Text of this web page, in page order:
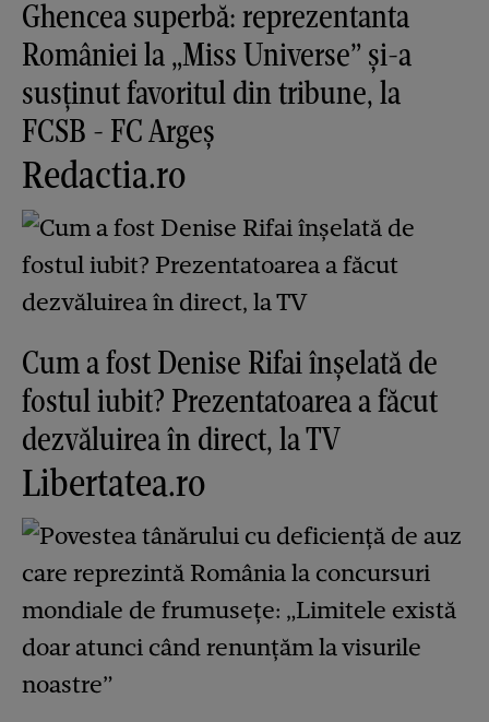
Ghencea superbă: reprezentanta
României la „Miss Universe” și-a
susținut favoritul din tribune, la
FCSB - FC Argeș
Redactia.ro
Cum a fost Denise Rifai înșelată de
fostul iubit? Prezentatoarea a făcut
dezvăluirea în direct, la TV
Libertatea.ro